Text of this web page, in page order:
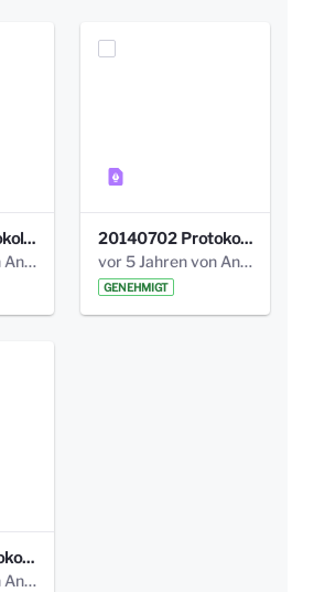
20140811 Protokoll Park am Gesundheitsamt 02.pdf
vor 5 Jahren von Anni Schlumberger
20140702 Protokoll Park am Gesundheitsam 01.pdf
vor 5 Jahren von Anni Schlumberger
GENEHMIGT
20140614 Protokoll Park Am Gesundheitsamt 00.pdf
vor 5 Jahren von Anni Schlumberger